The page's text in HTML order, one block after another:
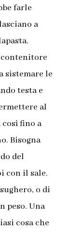
farle
a
contenitore
sistemare le
testa e
al
fino a
Bisogna
del
con il sale.
o di
peso. Una
cosa che